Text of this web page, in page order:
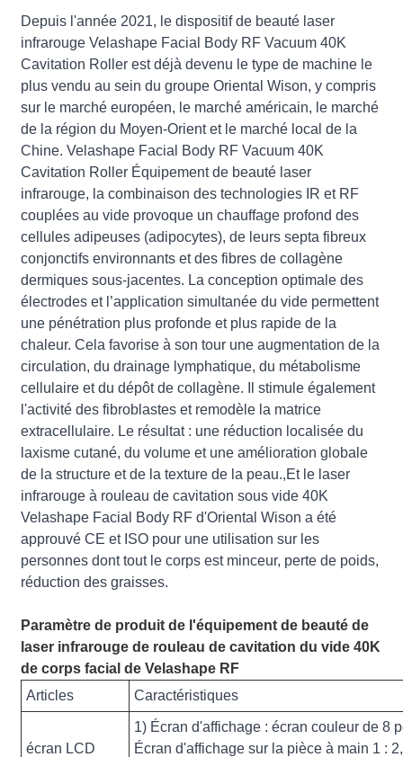
Depuis l'année 2021, le dispositif de beauté laser
infrarouge Velashape Facial Body RF Vacuum 40K
Cavitation Roller est déjà devenu le type de machine le
plus vendu au sein du groupe Oriental Wison, y compris
sur le marché européen, le marché américain, le marché
de la région du Moyen-Orient et le marché local de la
Chine. Velashape Facial Body RF Vacuum 40K
Cavitation Roller Équipement de beauté laser
infrarouge, la combinaison des technologies IR et RF
couplées au vide provoque un chauffage profond des
cellules adipeuses (adipocytes), de leurs septa fibreux
conjonctifs environnants et des fibres de collagène
dermiques sous-jacentes. La conception optimale des
électrodes et l’application simultanée du vide permettent
une pénétration plus profonde et plus rapide de la
chaleur. Cela favorise à son tour une augmentation de la
circulation, du drainage lymphatique, du métabolisme
cellulaire et du dépôt de collagène. Il stimule également
l'activité des fibroblastes et remodèle la matrice
extracellulaire. Le résultat : une réduction localisée du
laxisme cutané, du volume et une amélioration globale
de la structure et de la texture de la peau.,Et le laser
infrarouge à rouleau de cavitation sous vide 40K
Velashape Facial Body RF d'Oriental Wison a été
approuvé CE et ISO pour une utilisation sur les
personnes dont tout le corps est minceur, perte de poids,
réduction des graisses.
Paramètre de produit de l'équipement de beauté de
laser infrarouge de rouleau de cavitation du vide 40K
de corps facial de Velashape RF
Articles
Caractéristiques
écran LCD
1) Écran d'affichage : écran couleur de 8
Écran d'affichage sur la pièce à main 1 :